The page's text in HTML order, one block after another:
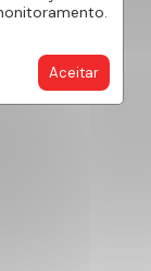
Aceitar